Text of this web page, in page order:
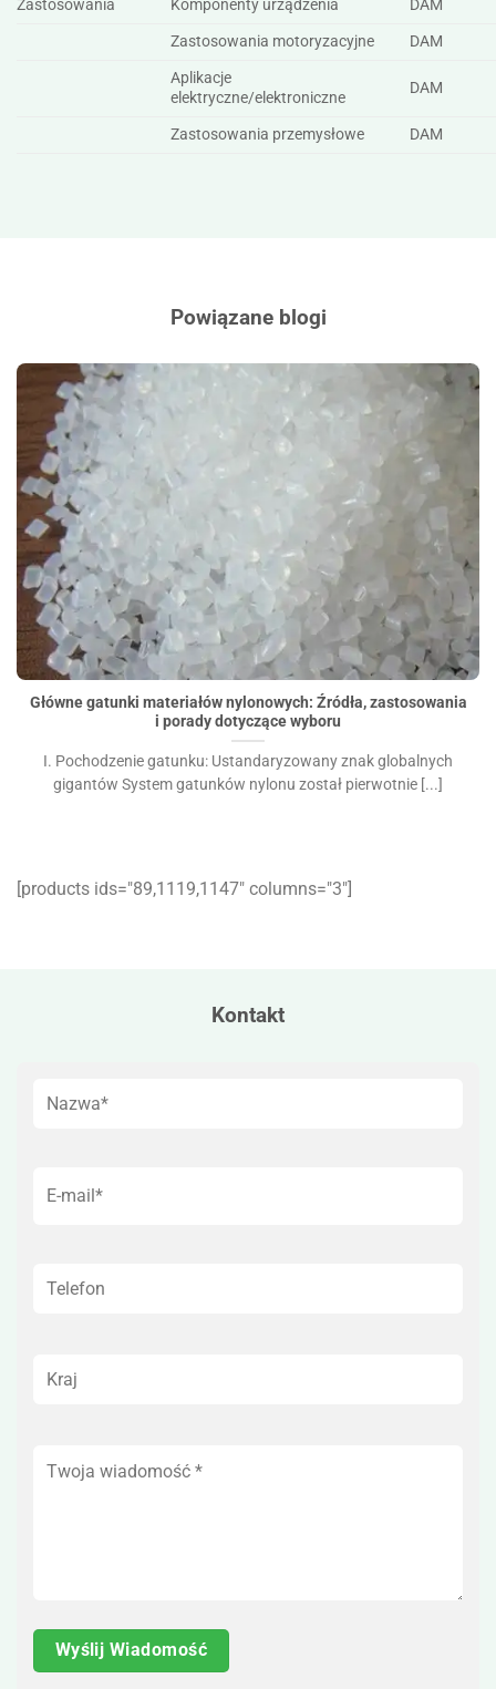
Zastosowania Komponenty urządzenia
DAM
Zastosowania motoryzacyjne
DAM
Aplikacje
elektryczne/elektroniczne
DAM
Zastosowania przemysłowe DAM
Powiązane blogi
Główne gatunki materiałów nylonowych: Źródła,
zastosowania i porady dotyczące wyboru">
Główne gatunki materiałów nylonowych: Źródła, zastosowania
i porady dotyczące wyboru
I. Pochodzenie gatunku: Ustandaryzowany znak globalnych
gigantów System gatunków nylonu został pierwotnie [...]
[products ids="89,1119,1147″ columns="3″]
Kontakt